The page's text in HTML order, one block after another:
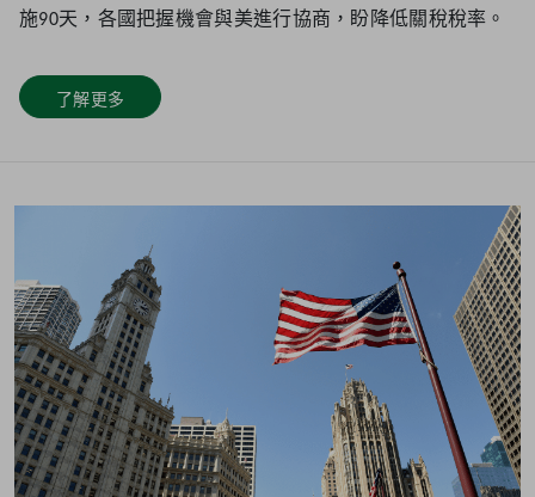
施90天，各國把握機會與美進行協商，盼降低關稅稅率。
了解更多